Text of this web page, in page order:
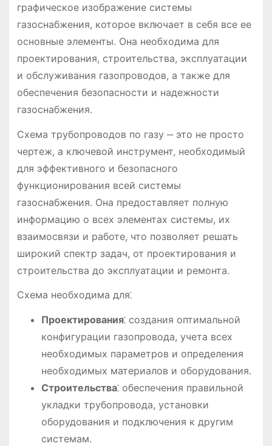
графическое изображение системы
газоснабжения, которое включает в себя все ее
основные элементы. Она необходима для
проектирования, строительства, эксплуатации
и обслуживания газопроводов, а также для
обеспечения безопасности и надежности
газоснабжения.
Схема трубопроводов по газу ‒ это не просто
чертеж, а ключевой инструмент, необходимый
для эффективного и безопасного
функционирования всей системы
газоснабжения. Она предоставляет полную
информацию о всех элементах системы, их
взаимосвязи и работе, что позволяет решать
широкий спектр задач, от проектирования и
строительства до эксплуатации и ремонта.
Схема необходима для⁚
Проектирования⁚ создания оптимальной
конфигурации газопровода, учета всех
необходимых параметров и определения
необходимых материалов и оборудования.
Строительства⁚ обеспечения правильной
укладки трубопровода, установки
оборудования и подключения к другим
системам.